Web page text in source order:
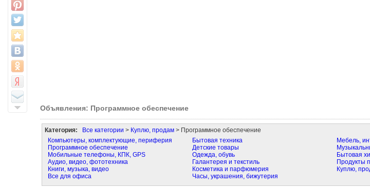
Объявления: Программное обеспечение
Категория: Все категории > Куплю, продам> Программное обеспечение
Компьютеры, комплектующие, периферия
Программное обеспечение
Мобильные телефоны, КПК, GPS
Аудио, видео, фототехника
Книги, музыка, видео
Все для офиса
Бытовая техника
Детские товары
Одежда, обувь
Галантерея и текстиль
Косметика и парфюмерия
Часы, украшения, бижутерия
Мебель,
Бытовая
Продукты
Куплю,